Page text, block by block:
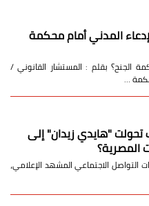
المدني أمام محكمة
الجنح؟ بقلم : المستشار القانوني /
…
تحولت "هايدي زيدان" إلى
الاجتماعي المشهد الإعلامي،